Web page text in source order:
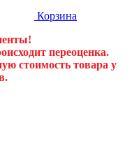
Корзина
переоценка.
стоимость товара у